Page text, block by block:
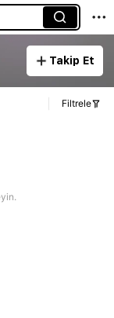
Takip Et
Filtrele